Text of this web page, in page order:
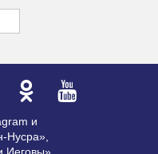
и
Нусра»,
Иеговы»,